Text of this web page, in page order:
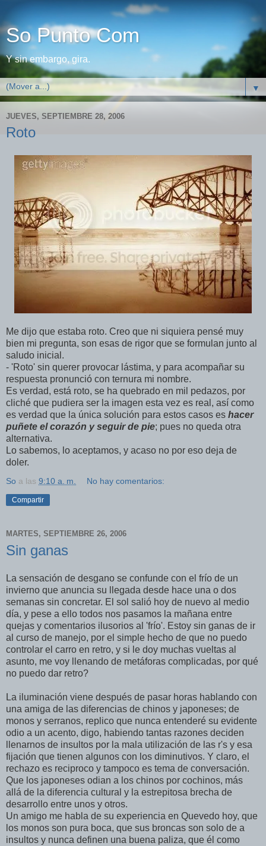
So Punto Com
Y sin embargo, gira.
▼
JUEVES, SEPTIEMBRE 28, 2006
Roto
Me dijo que estaba roto. Creo que ni siquiera pensé muy
bien mi pregunta, son esas de rigor que se formulan junto al
saludo inicial.
- 'Roto' sin querer provocar lástima, y para acompañar su
respuesta pronunció con ternura mi nombre.
Es verdad, está roto, se ha quebrado en mil pedazos, por
cliché que pudiera ser la imagen esta vez es real, así como
es verdad que la única solución para estos casos es hacer
puñete el corazón y seguir de pie; pues no queda otra
alternativa.
Lo sabemos, lo aceptamos, y acaso no por eso deja de
doler.
So a las 9:10 a. m. No hay comentarios:
Compartir
MARTES, SEPTIEMBRE 26, 2006
Sin ganas
La sensación de desgano se confunde con el frío de un
invierno que anuncia su llegada desde hace una o dos
semanas sin concretar. El sol salió hoy de nuevo al medio
día, y pese a ello todos nos pasamos la mañana entre
quejas y comentarios ilusorios al 'frío'. Estoy sin ganas de ir
al curso de manejo, por el simple hecho de que no puedo
controlar el carro en retro, y si le doy muchas vueltas al
asunto, me voy llenando de metáforas complicadas, por qué
no puedo dar retro?
La iluminación viene después de pasar horas hablando con
una amiga de las diferencias de chinos y japoneses; de
monos y serranos, replico que nunca entenderé su evidente
odio a un acento, digo, habiendo tantas razones deciden
llenarnos de insultos por la mala utilización de las r's y esa
fijación que tienen algunos con los diminutivos. Y claro, el
rechazo es reciproco y tampoco es tema de conversación.
Que los japoneses odian a los chinos por cochinos, más
allá de la diferencia cultural y la estrepitosa brecha de
desarrollo entre unos y otros.
Un amigo me habla de su experiencia en Quevedo hoy, que
los monos son pura boca, que sus broncas son solo de a
insultos y nunca definen una buena paliza, que él como